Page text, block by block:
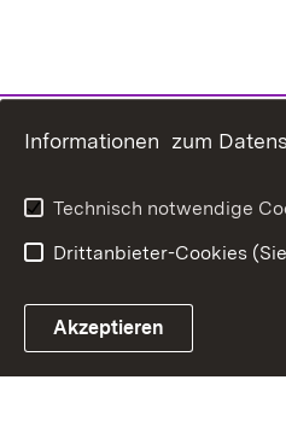
Informationen zum
Technisch notwendige
Drittanbieter-Cookies
Akzeptieren